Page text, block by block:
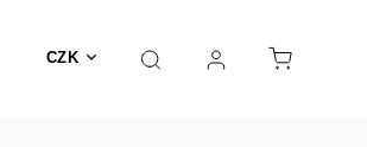
CZK Výprodej MECHY